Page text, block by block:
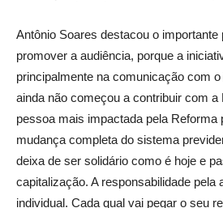
Antônio Soares destacou o importante
promover a audiência, porque a
principalmente na comunicação com
ainda não começou a contribuir com a
pessoa mais impactada pela Reforma
mudança completa do sistema
deixa de ser solidário como é hoje e
capitalização. A responsabilidade pela
individual. Cada qual vai pegar o seu